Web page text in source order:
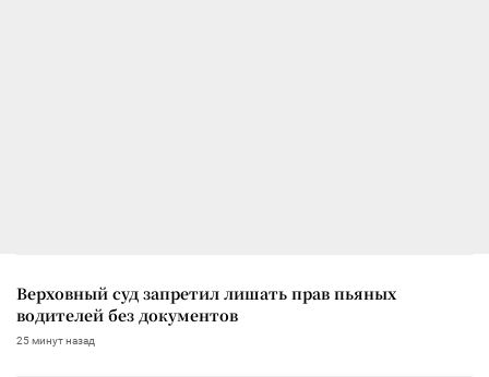
Верховный суд запретил лишать прав пьяных
водителей без документов
25 минут назад